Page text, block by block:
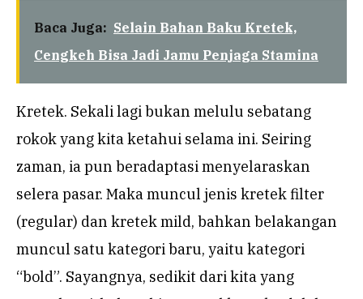
Baca Juga: Selain Bahan Baku Kretek,
Cengkeh Bisa Jadi Jamu Penjaga Stamina
Kretek. Sekali lagi bukan melulu sebatang
rokok yang kita ketahui selama ini. Seiring
zaman, ia pun beradaptasi menyelaraskan
selera pasar. Maka muncul jenis kretek filter
(regular) dan kretek mild, bahkan belakangan
muncul satu kategori baru, yaitu kategori
“bold”. Sayangnya, sedikit dari kita yang